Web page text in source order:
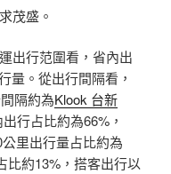
茂盛。
出行范圍看，省內出
量。從出行間隔看，
隔約為Klook 台新
行占比約為66%，
里出行量占比約為
比約13%，搭客出行以